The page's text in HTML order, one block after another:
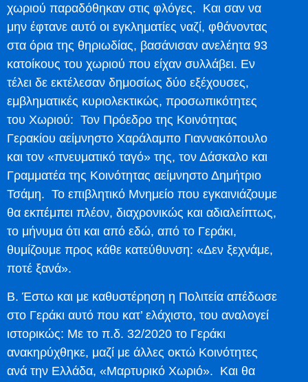
χωριού παραδόθηκαν στις φλόγες. Και σαν να
μην έφτανε αυτό οι εγκληματίες ναζί, φθάνοντας
στα όρια της θηριωδίας, βασάνισαν ανελέητα 93
κατοίκους του χωριού που είχαν συλλάβει. Εν
τέλει δε εκτέλεσαν δημοσίως δύο εξέχουσες,
εμβληματικές κυριολεκτικώς, προσωπικότητες
του Χωριού: Τον Πρόεδρο της Κοινότητας
Γερακίου αείμνηστο Χαράλαμπο Γιαννακόπουλο
και τον «πνευματικό ταγό» της, τον Δάσκαλο και
Γραμματέα της Κοινότητας αείμνηστο Δημήτριο
Τσάμη. Το επιβλητικό Μνημείο που εγκαινιάζουμε
θα εκπέμπει πλέον, διαχρονικώς και αδιαλείπτως,
το μήνυμα ότι και από εδώ, από το Γεράκι,
θυμίζουμε προς κάθε κατεύθυνση: «Δεν ξεχνάμε,
ποτέ ξανά».
Β. Έστω και με καθυστέρηση η Πολιτεία απέδωσε
στο Γεράκι αυτό που κατ’ ελάχιστο, του αναλογεί
ιστορικώς: Με το π.δ. 32/2020 το Γεράκι
ανακηρύχθηκε, μαζί με άλλες οκτώ Κοινότητες
ανά την Ελλάδα, «Μαρτυρικό Χωριό». Και θα